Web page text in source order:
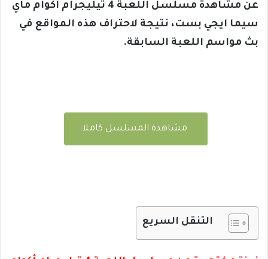
عن مشاهدة مسلسل اللعبة 4 تيليجرام أكوام ماي
سيما ايجي بست، نتيجة لاحتراف هذه المواقع في
بث مواسم اللعبة السابقة.
مشاهدة المسلسل كاملا
التنقل السريع